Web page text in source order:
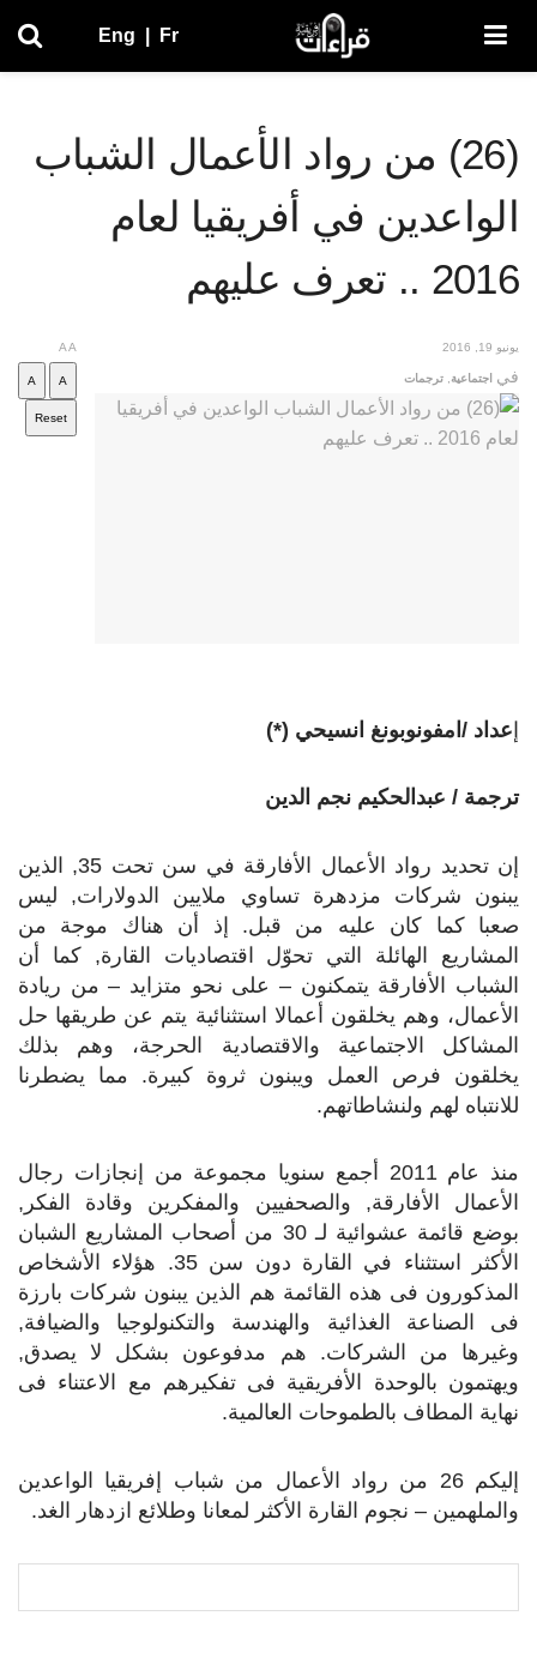
Eng Fr
(26) من رواد الأعمال الشباب
الواعدين في أفريقيا لعام
2016 .. تعرف عليهم
يونيو 19, 2016
في اجتماعية ترجمات
AA
A
A
Reset
إعداد /امفونوبونغ انسيحي (*)
ترجمة / عبدالحكيم نجم الدين
إن تحديد رواد الأعمال الأفارقة في سن تحت 35, الذين
يبنون شركات مزدهرة تساوي ملايين الدولارات, ليس
صعبا كما كان عليه من قبل. إذ أن هناك موجة من
المشاريع الهائلة التي تحوّل اقتصاديات القارة, كما أن
الشباب الأفارقة يتمكنون – على نحو متزايد – من ريادة
الأعمال، وهم يخلقون أعمالا استثنائية يتم عن طريقها حل
المشاكل الاجتماعية والاقتصادية الحرجة، وهم بذلك
يخلقون فرص العمل ويبنون ثروة كبيرة. مما يضطرنا
للانتباه لهم ولنشاطاتهم.
منذ عام 2011 أجمع سنويا مجموعة من إنجازات رجال
الأعمال الأفارقة, والصحفيين والمفكرين وقادة الفكر,
بوضع قائمة عشوائية لـ 30 من أصحاب المشاريع الشبان
الأكثر استثناء في القارة دون سن 35. هؤلاء الأشخاص
المذكورون فى هذه القائمة هم الذين يبنون شركات بارزة
فى الصناعة الغذائية والهندسة والتكنولوجيا والضيافة,
وغيرها من الشركات. هم مدفوعون بشكل لا يصدق,
ويهتمون بالوحدة الأفريقية فى تفكيرهم مع الاعتناء فى
نهاية المطاف بالطموحات العالمية.
إليكم 26 من رواد الأعمال من شباب إفريقيا الواعدين
والملهمين – نجوم القارة الأكثر لمعانا وطلائع ازدهار الغد.